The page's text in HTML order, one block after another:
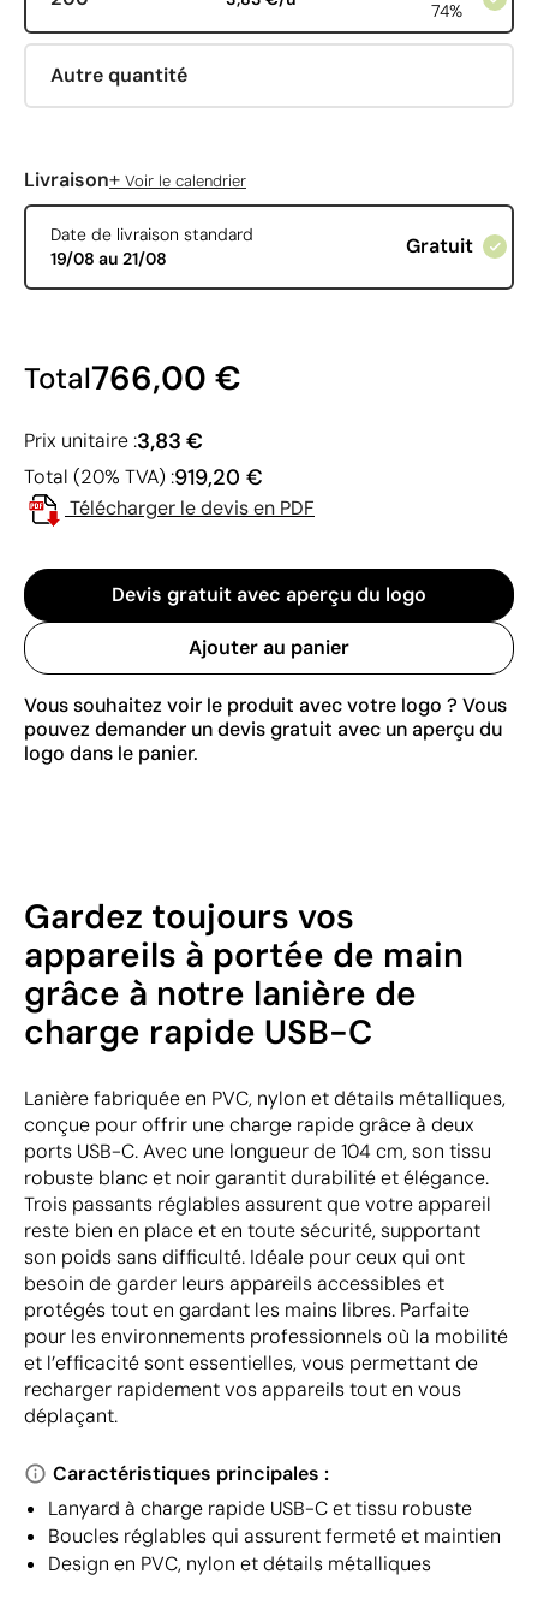
74%
Autre quantité
Livraison+ Voir le calendrier
Date de livraison standard
19/08 au 21/08
Gratuit
Total766,00 €
Prix unitaire :3,83 €
Total (20% TVA) :919,20 €
Télécharger le devis en PDF
Devis gratuit avec aperçu du logo
Ajouter au panier
Vous souhaitez voir le produit avec votre logo ? Vous
pouvez demander un devis gratuit avec un aperçu du
logo dans le panier.
Gardez toujours vos
appareils à portée de main
grâce à notre lanière de
charge rapide USB-C
Lanière fabriquée en PVC, nylon et détails métalliques,
conçue pour offrir une charge rapide grâce à deux
ports USB-C. Avec une longueur de 104 cm, son tissu
robuste blanc et noir garantit durabilité et élégance.
Trois passants réglables assurent que votre appareil
reste bien en place et en toute sécurité, supportant
son poids sans difficulté. Idéale pour ceux qui ont
besoin de garder leurs appareils accessibles et
protégés tout en gardant les mains libres. Parfaite
pour les environnements professionnels où la mobilité
et l’efficacité sont essentielles, vous permettant de
recharger rapidement vos appareils tout en vous
déplaçant.
Caractéristiques principales :
Lanyard à charge rapide USB-C et tissu robuste
Boucles réglables qui assurent fermeté et maintien
Design en PVC, nylon et détails métalliques